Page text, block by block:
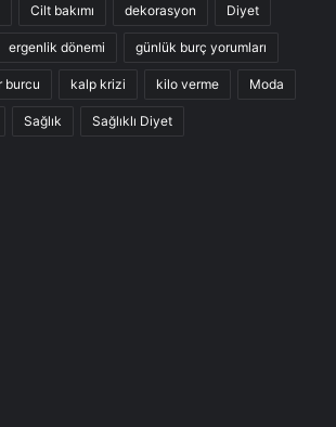
Cilt bakımı dekorasyon Diyet
ergenlik dönemi günlük burç yorumları
burcu kalp krizi kilo verme Moda
Sağlık Sağlıklı Diyet